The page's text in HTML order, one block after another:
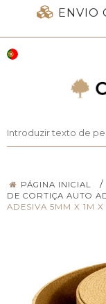
ENVIO
PÁGINA INICIAL /
DE CORTIÇA AUTO
ADESIVA 5MM X 1M